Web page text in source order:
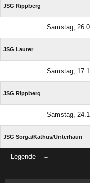
JSG Rippberg
Samstag,
JSG Lauter
Samstag,
JSG Rippberg
Samstag,
JSG Sorga/​Kathus/​Unterhaun
Legende